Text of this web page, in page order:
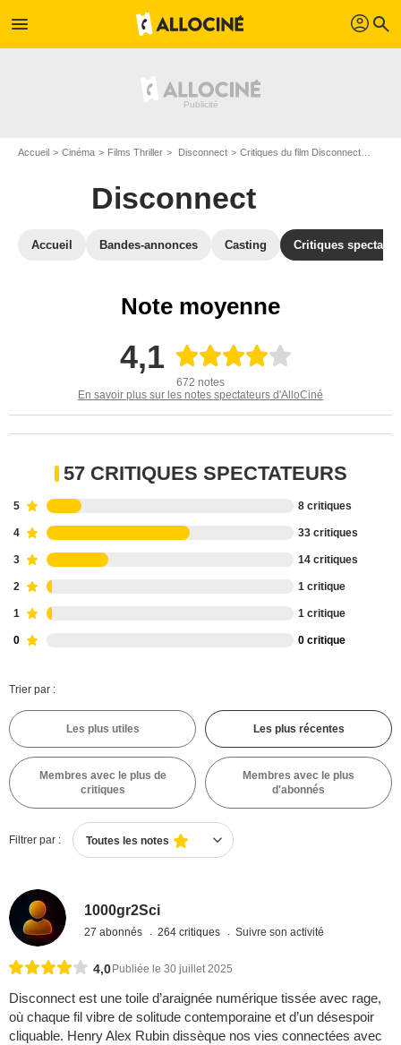
menu profil search
Accueil Cinéma Films Thriller Disconnect Critiques du film Disconnect
Disconnect
Accueil Bandes-annonces Casting Critiques
Note moyenne
4,1
672 notes
En savoir plus sur les notes spectateurs d'AlloCiné
57 CRITIQUES SPECTATEURS
5 8 critiques
4 33 critiques
3 14 critiques
2 1 critique
1 1 critique
0 0 critique
Trier par :
Les plus utiles Les plus récentes
Membres avec le plus de
critiques
Membres avec le plus
d'abonnés
Filtrer par : Toutes les notes
1000gr2Sci
27 abonnés 264 critiques Suivre son activité
4,0 Publiée le 30 juillet 2025
Disconnect est une toile d’araignée numérique tissée avec rage,
où chaque fil vibre de solitude contemporaine et d’un désespoir
cliquable. Henry Alex Rubin dissèque nos vies connectées avec